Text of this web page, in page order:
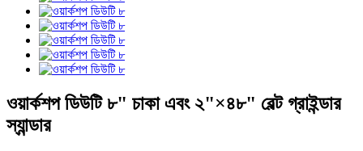
ওয়ার্কশপ ডিউটি ​​৮" চাকা এবং ২"×৪৮" বেল্ট গ্রাইন্ডার
স্যান্ডার